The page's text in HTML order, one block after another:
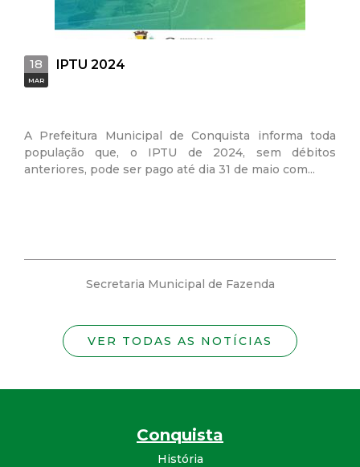
18
MAR
IPTU 2024
A Prefeitura Municipal de Conquista informa toda
população que, o IPTU de 2024, sem débitos
anteriores, pode ser pago até dia 31 de maio com...
Secretaria Municipal de Fazenda
VER TODAS AS NOTÍCIAS
Conquista
História